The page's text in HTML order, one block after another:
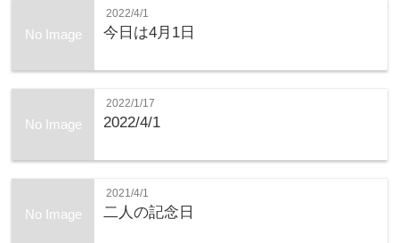
No Image
2022/4/1
今日は4月1日
No Image
2022/1/17
2022/4/1
No Image
2021/4/1
二人の記念日